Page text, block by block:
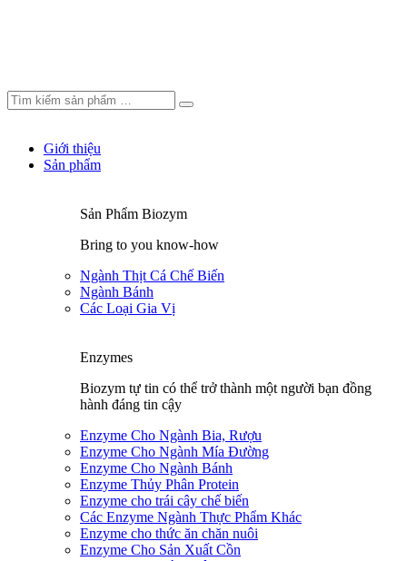
Giới thiệu
Sản phẩm
Sản Phẩm Biozym
Bring to you know-how
Ngành Thịt Cá Chế Biến
Ngành Bánh
Các Loại Gia Vị
Enzymes
Biozym tự tin có thể trở thành một người bạn đồng
hành đáng tin cậy
Enzyme Cho Ngành Bia, Rượu
Enzyme Cho Ngành Mía Đường
Enzyme Cho Ngành Bánh
Enzyme Thủy Phân Protein
Enzyme cho trái cây chế biến
Các Enzyme Ngành Thực Phẩm Khác
Enzyme cho thức ăn chăn nuôi
Enzyme Cho Sản Xuất Cồn